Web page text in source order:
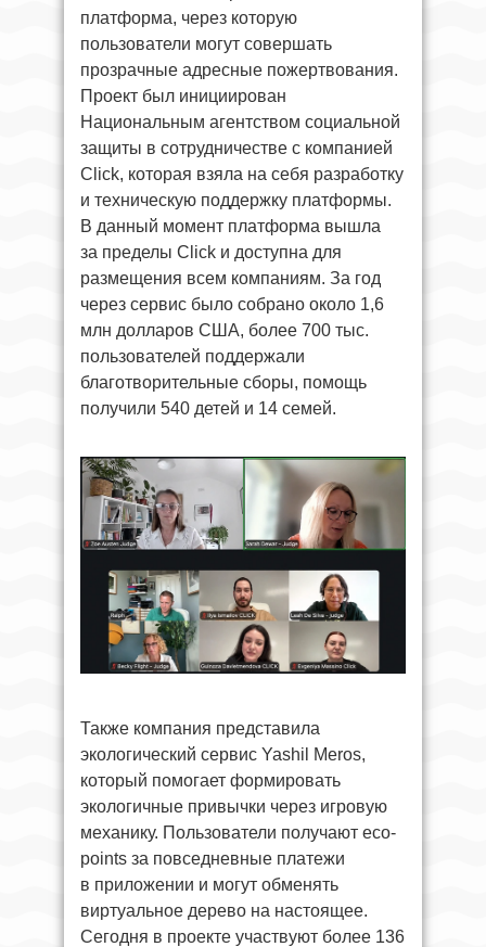
платформа, через которую
пользователи могут совершать
прозрачные адресные пожертвования.
Проект был инициирован
Национальным агентством социальной
защиты в сотрудничестве с компанией
Click, которая взяла на себя разработку
и техническую поддержку платформы.
В данный момент платформа вышла
за пределы Click и доступна для
размещения всем компаниям. За год
через сервис было собрано около 1,6
млн долларов США, более 700 тыс.
пользователей поддержали
благотворительные сборы, помощь
получили 540 детей и 14 семей.
Также компания представила
экологический сервис Yashil Meros,
который помогает формировать
экологичные привычки через игровую
механику. Пользователи получают eco-
points за повседневные платежи
в приложении и могут обменять
виртуальное дерево на настоящее.
Сегодня в проекте участвуют более 136